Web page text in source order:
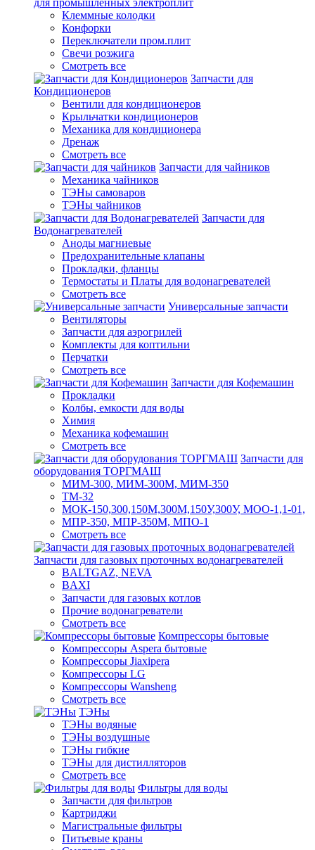
для промышленных электроплит
Клеммные колодки
Конфорки
Переключатели пром.плит
Свечи розжига
Смотреть все
Запчасти для
Кондиционеров
Вентили для кондиционеров
Крыльчатки кондиционеров
Механика для кондиционера
Дренаж
Смотреть все
Запчасти для чайников
Механика чайников
ТЭНы самоваров
ТЭНы чайников
Запчасти для
Водонагревателей
Аноды магниевые
Предохранительные клапаны
Прокладки, фланцы
Термостаты и Платы для водонагревателей
Смотреть все
Универсальные запчасти
Вентиляторы
Запчасти для аэрогрилей
Комплекты для коптильни
Перчатки
Смотреть все
Запчасти для Кофемашин
Прокладки
Колбы, емкости для воды
Химия
Механика кофемашин
Смотреть все
Запчасти для
оборудования ТОРГМАШ
МИМ-300, МИМ-300М, МИМ-350
ТМ-32
МОК-150,300,150М,300М,150У,300У, МОО-1,1-01,
МПР-350, МПР-350М, МПО-1
Смотреть все
Запчасти для газовых проточных водонагревателей
BALTGAZ, NEVA
BAXI
Запчасти для газовых котлов
Прочие водонагреватели
Смотреть все
Компрессоры бытовые
Компрессоры Aspera бытовые
Компрессоры Jiaxipera
Компрессоры LG
Компрессоры Wansheng
Смотреть все
ТЭНы
ТЭНы водяные
ТЭНы воздушные
ТЭНы гибкие
ТЭНы для дистилляторов
Смотреть все
Фильтры для воды
Запчасти для фильтров
Картриджи
Магистральные фильтры
Питьевые краны